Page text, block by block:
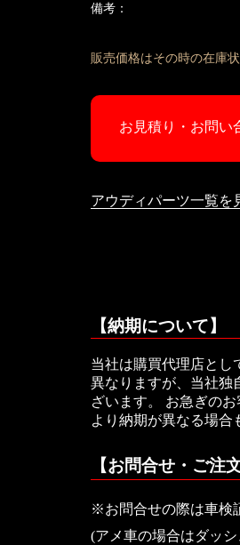
備考：
販売価格はその時の在庫
お見積り・お問い
アウディパーツ一覧を
【納期について】
当社は購買代理店とし
異なりますが、当社独
ざいます。 お急ぎの
より納期が異なる場合
【お問合せ・ご注
※お問合せの際は車検
(アメ車の場合はダッ